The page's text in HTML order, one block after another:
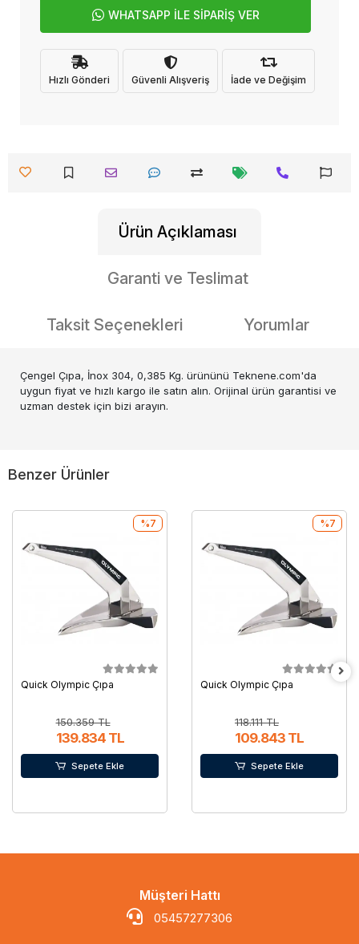
WHATSAPP İLE SİPARİŞ VER
Hızlı Gönderi Güvenli Alışveriş İade ve Değişim
Ürün Açıklaması
Garanti ve Teslimat
Taksit Seçenekleri Yorumlar
Çengel Çıpa, İnox 304, 0,385 Kg. ürününü Teknene.com'da
uygun fiyat ve hızlı kargo ile satın alın. Orijinal ürün garantisi ve
uzman destek için bizi arayın.
Benzer Ürünler
Quick Olympic Çıpa
150.359 TL
139.834 TL
%7
Sepete Ekle
Quick Olympic Çıpa
118.111 TL
109.843 TL
%7
Sepete Ekle
Müşteri Hattı
05457277306